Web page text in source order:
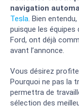
navigation
Tesla . Bien
puisque les
Ford, ont déjà
avant l’annonce.
Vous désirez
Pourquoi ne pas la
permettra de
sélection des